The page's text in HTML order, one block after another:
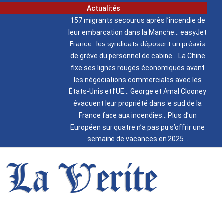
Actualités
157 migrants secourus après l’incendie de
leur embarcation dans la Manche
easyJet
France : les syndicats déposent un préavis
de grève du personnel de cabine
La Chine
fixe ses lignes rouges économiques avant
les négociations commerciales avec les
États-Unis et l’UE
George et Amal Clooney
évacuent leur propriété dans le sud de la
France face aux incendies
Plus d’un
Européen sur quatre n’a pas pu s’offrir une
semaine de vacances en 2025
La Verite